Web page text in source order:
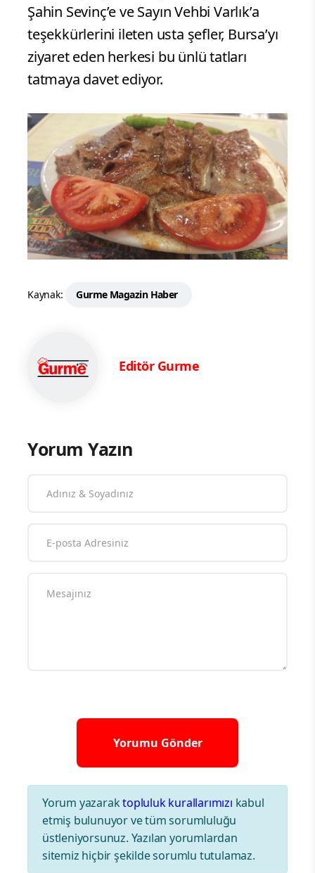
Şahin Sevinç’e ve Sayın Vehbi Varlık’a
teşekkürlerini ileten usta şefler, Bursa’yı
ziyaret eden herkesi bu ünlü tatları
tatmaya davet ediyor.
Kaynak: Gurme Magazin Haber
Editör Gurme
Yorum Yazın
Yorum yazaraktopluluk kurallarımızı kabul
etmiş bulunuyor ve tüm sorumluluğu
üstleniyorsunuz. Yazılan yorumlardan
sitemiz hiçbir şekilde sorumlu tutulamaz.